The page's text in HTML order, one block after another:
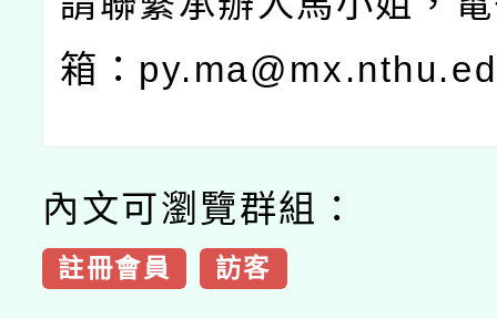
箱：
內文可瀏覽群組：
註冊會員 訪客